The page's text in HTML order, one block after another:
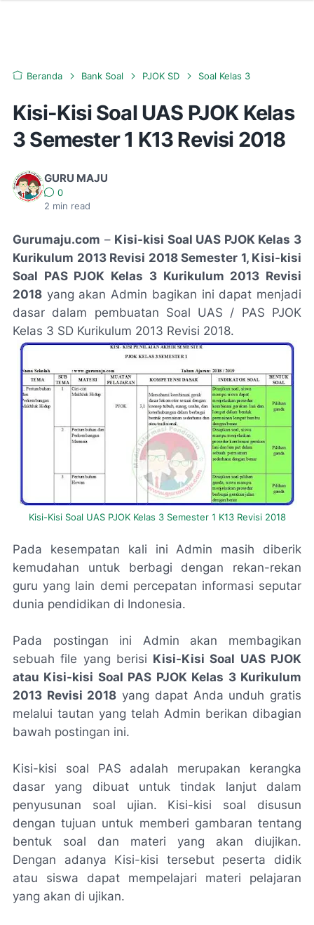
Beranda Bank Soal PJOK SD Soal Kelas 3
Kisi-Kisi Soal UAS PJOK Kelas
3 Semester 1 K13 Revisi 2018
GURU MAJU
0
2 min read
Gurumaju.com – Kisi-kisi Soal UAS PJOK Kelas 3
Kurikulum 2013 Revisi 2018 Semester 1, Kisi-kisi
Soal PAS PJOK Kelas 3 Kurikulum 2013 Revisi
2018 yang akan Admin bagikan ini dapat menjadi
dasar dalam pembuatan Soal UAS / PAS PJOK
Kelas 3 SD Kurikulum 2013 Revisi 2018.
Kisi-Kisi Soal UAS PJOK Kelas 3 Semester 1 K13 Revisi 2018
Pada kesempatan kali ini Admin masih diberik
kemudahan untuk berbagi dengan rekan-rekan
guru yang lain demi percepatan informasi seputar
dunia pendidikan di Indonesia.
Pada postingan ini Admin akan membagikan
sebuah file yang berisi Kisi-Kisi Soal UAS PJOK
atau Kisi-kisi Soal PAS PJOK Kelas 3 Kurikulum
2013 Revisi 2018 yang dapat Anda unduh gratis
melalui tautan yang telah Admin berikan dibagian
bawah postingan ini.
Kisi-kisi soal PAS adalah merupakan kerangka
dasar yang dibuat untuk tindak lanjut dalam
penyusunan soal ujian. Kisi-kisi soal disusun
dengan tujuan untuk memberi gambaran tentang
bentuk soal dan materi yang akan diujikan.
Dengan adanya Kisi-kisi tersebut peserta didik
atau siswa dapat mempelajari materi pelajaran
yang akan di ujikan.